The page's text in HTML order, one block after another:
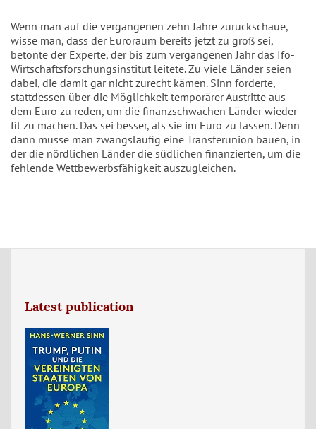
Wenn man auf die vergangenen zehn Jahre zurückschaue,
wisse man, dass der Euroraum bereits jetzt zu groß sei,
betonte der Experte, der bis zum vergangenen Jahr das Ifo-
Wirtschaftsforschungsinstitut leitete. Zu viele Länder seien
dabei, die damit gar nicht zurecht kämen. Sinn forderte,
stattdessen über die Möglichkeit temporärer Austritte aus
dem Euro zu reden, um die finanzschwachen Länder wieder
fit zu machen. Das sei besser, als sie im Euro zu lassen. Denn
dann müsse man zwangsläufig eine Transferunion bauen, in
der die nördlichen Länder die südlichen finanzierten, um die
fehlende Wettbewerbsfähigkeit auszugleichen.
Latest publication